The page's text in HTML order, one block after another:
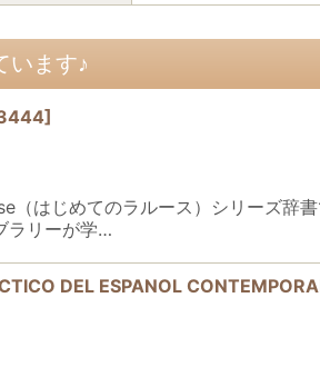
います♪
]
はじめてのラルース）シリーズ辞
ラリーが学…
DEL ESPANOL